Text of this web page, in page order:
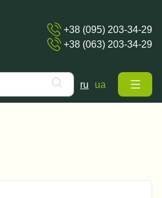
+38 (095) 203-34-29
+38 (063) 203-34-29
ru ua